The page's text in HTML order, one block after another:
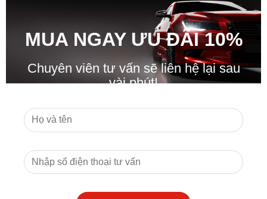
MUA NGAY ƯU ĐÃI10%
Chuyên viên tư vấn sẽ liên hệ lại sau
vài phút!